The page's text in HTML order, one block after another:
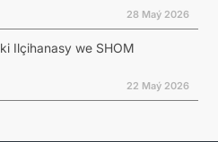
28 Maý 2026
Ilçihanasy we SHOM
22 Maý 2026